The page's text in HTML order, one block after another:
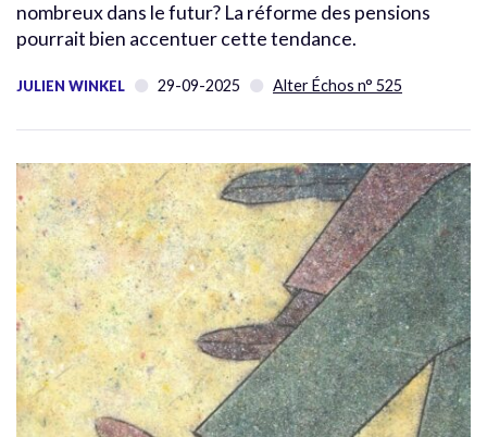
nombreux dans le futur? La réforme des pensions
pourrait bien accentuer cette tendance.
JULIEN WINKEL 29-09-2025 Alter Échos n° 525